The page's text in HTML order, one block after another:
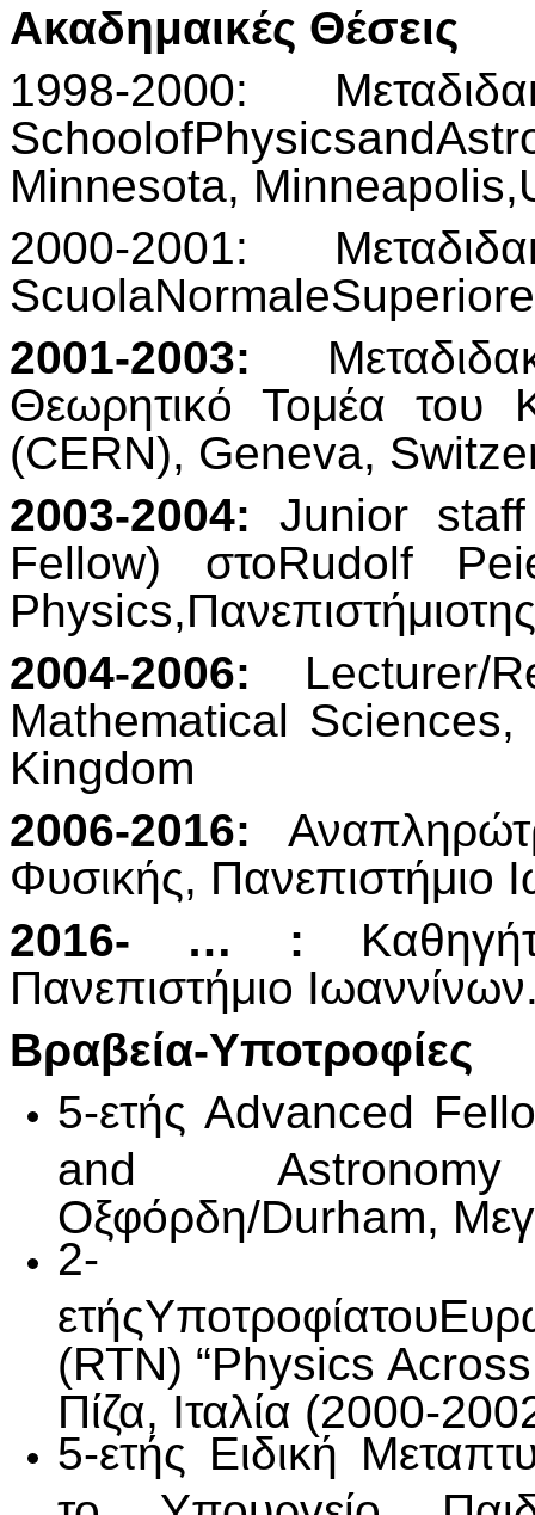
Ακαδημαικές Θέσεις
1998-2000:
Minnesota,
2000-2001:
2001-2003:
Θεωρητικό Τομέα του
(CERN), Geneva,
2003-2004: Junior
Fellow) στοRudolf
2004-2006: Lecturer/
Mathematical
Kingdom
2006-2016:
Φυσικής, Πανεπιστήμιο
2016- … :
Πανεπιστήμιο
Βραβεία-Υποτροφίες
5-ετής Advanced
and
Οξφόρδη/Durham,
2-
(RTN) “Physics
Πίζα, Ιταλία (2000-
5-ετής Ειδική
το Υπουργείο